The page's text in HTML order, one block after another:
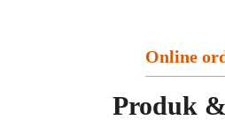
Online
Produk